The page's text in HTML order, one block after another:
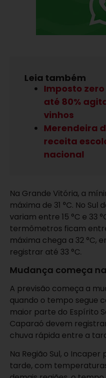
Leia também
Imposto
até 80%
vinhos
Merendeira
receita
nacional
Na Grande Vitória, a
máxima de 31 °C. No
variam entre 15 °C e 33
termômetros ficam entre
máxima chega a 32 °C,
registrar até 33 °C.
Mudança começa
A previsão começa a
quando o tempo segue
maior parte do Espírito
Caparaó devem
chuva rápida entre a
Na Região Sul, o
tarde, com temperaturas